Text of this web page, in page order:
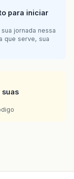
para iniciar
jornada nessa
que serve, sua
suas